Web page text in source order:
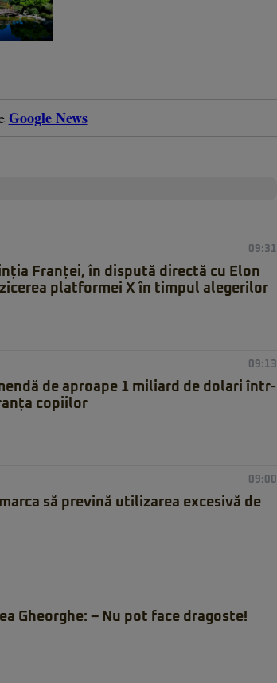
Google News
09:31
Franței, în dispută directă cu Elon
platformei X în timpul alegerilor
09:13
de aproape 1 miliard de dolari într-
copiilor
09:00
să prevină utilizarea excesivă de
Gheorghe: – Nu pot face dragoste!